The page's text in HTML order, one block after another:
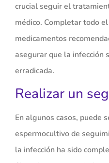
crucial seguir el
médico. Completar todo
medicamentos
asegurar que la infección
erradicada.
Realizar un
En algunos casos, puede
espermocultivo de
la infección ha sido